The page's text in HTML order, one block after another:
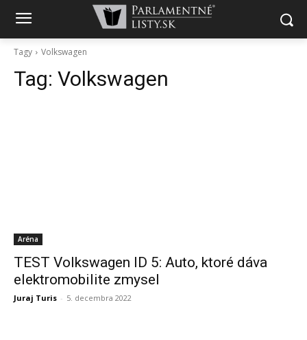
Tagy Volkswagen
Tag: Volkswagen
Aréna
TEST Volkswagen ID 5: Auto, ktoré dáva
elektromobilite zmysel
Juraj Turis - 5. decembra 2022